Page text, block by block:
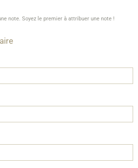
note. Soyez le premier à attribuer une note !